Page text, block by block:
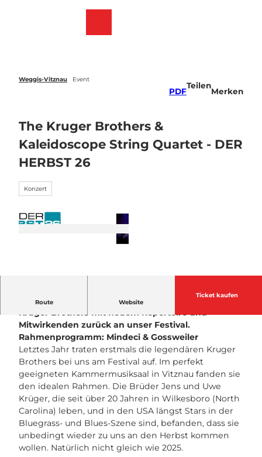
Weggis-Vitznau Event
PDF
Teilen
Merken
The Kruger Brothers &
Kaleidoscope String Quartet - DER
HERBST 26
Konzert
Route Website
Ticket kaufen
Nach dem sensationellen Auftritt 2025 kommen die
Kruger Brothers mit neuem Repertoire und
Mitwirkenden zurück an unser Festival.
Rahmenprogramm: Mindeci & Gossweiler
Letztes Jahr traten erstmals die legendären Kruger
Brothers bei uns am Festival auf. Im perfekt
geeigneten Kammermusiksaal in Vitznau fanden sie
den idealen Rahmen. Die Brüder Jens und Uwe
Krüger, die seit über 20 Jahren in Wilkesboro (North
Carolina) leben, und in den USA längst Stars in der
Bluegrass- und Blues-Szene sind, befanden, dass sie
unbedingt wieder zu uns an den Herbst kommen
wollen. Natürlich nicht gleich wie 2025.